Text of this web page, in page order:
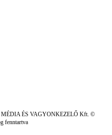
MÉDIA ÉS VAGYONKEZELŐ Kft. ©
fenntartva